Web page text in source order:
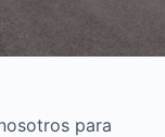
para